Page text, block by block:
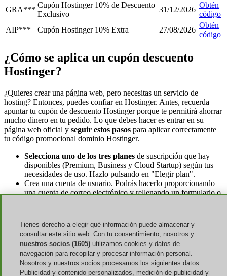
GRA***
Cupón Hostinger 10% de Descuento
Exclusivo
31/12/2026
Obtén
código
AIP***
Cupón Hostinger 10% Extra 27/08/2026
Obtén
código
¿Cómo se aplica un cupón descuento
Hostinger?
¿Quieres crear una página web, pero necesitas un servicio de
hosting? Entonces, puedes confiar en Hostinger. Antes, recuerda
apuntar tu cupón de descuento Hostinger porque te permitirá ahorrar
mucho dinero en tu pedido. Lo que debes hacer es entrar en su
página web oficial y seguir estos pasos para aplicar correctamente
tu código promocional dominio Hostinger.
Selecciona uno de los tres planes de suscripción que hay
disponibles (Premium, Business y Cloud Startup) según tus
necesidades de uso. Hazlo pulsando en "Elegir plan".
Crea una cuenta de usuario. Podrás hacerlo proporcionando
una cuenta de correo electrónico y rellenando un formulario o,
botón con el texto "
¿Tienes un cupón dedescuento?
clic sobre él yanota tu código de descuento de Hostinger
Tienes derecho a elegir qué información puede almacenar y
consultar este sitio web. Con tu consentimiento, nosotros y
nuestros socios (1605) utilizamos cookies y datos de
navegación para recopilar y procesar información personal.
Nosotros y nuestros socios procesamos los siguientes datos:
Publicidad y contenido personalizados, medición de publicidad y